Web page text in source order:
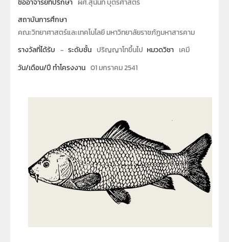
สถาบันการศึกษา
คณะวิทยาศาสตร์และเทคโนโลยี มหาวิทยาลัยราชภัฏมหาสารคาม
รางวัลที่ได้รับ - ระดับชั้น ปริญญาโทขึ้นไป หมวดวิชา เคมี
วัน/เดือน/ปี ทำโครงงาน 01 มกราคม 2541